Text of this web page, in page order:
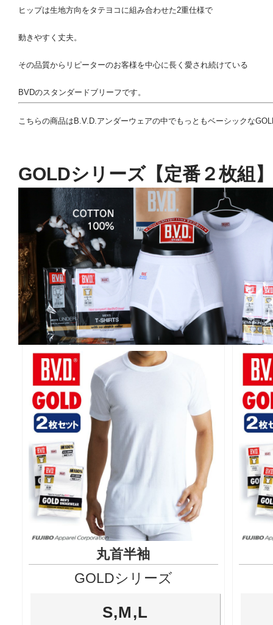
ヒップは生地方向をタテヨコに組み合わせた2重仕様で
動きやすく丈夫。
その品質からリピーターのお客様を中心に長く愛され続けている
BVDのスタンダードブリーフです。
こちらの商品はB.V.D.アンダーウェアの中でもっともベーシックな
GOLDシリーズ【定番２枚組】
丸首半袖
GOLDシリーズ
S,M,L